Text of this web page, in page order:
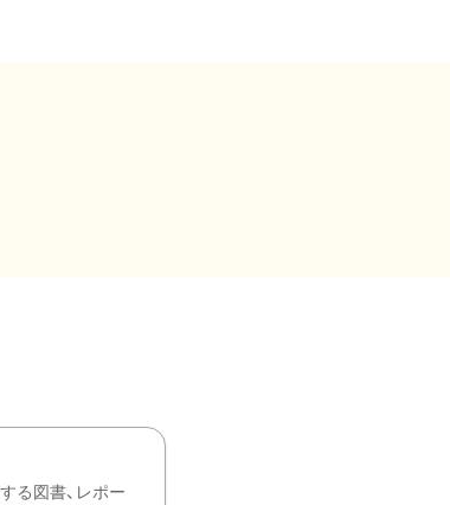
る図書、レポー